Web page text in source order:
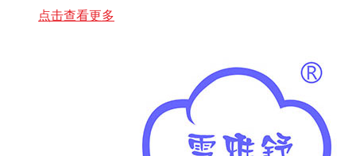
点击查看更多